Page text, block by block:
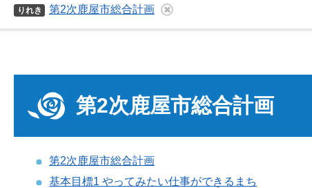
りれき 第2次鹿屋市総合計画
第2次鹿屋市総合計画
第2次鹿屋市総合計画
基本目標1 やってみたい仕事ができるまち